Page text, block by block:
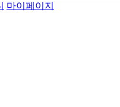
마이페이지